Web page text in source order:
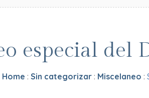
especial del
Home : Sin categorizar : Miscelaneo :